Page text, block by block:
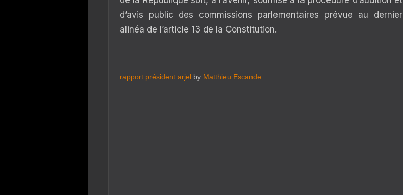
d’avis public des commissions parlementaires prévue au dernier
alinéa de l’article 13 de la Constitution.
rapport président arjel by Matthieu Escande